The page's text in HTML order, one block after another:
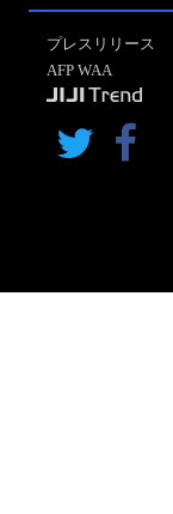
プレスリリース
AFP WAA